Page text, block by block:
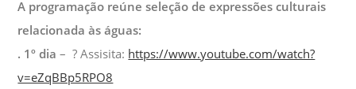
A programação reúne seleção de expressões culturais
relacionada às águas:
. 1º dia – ? Assisita: https://www.youtube.com/watch?
v=eZqBBp5RPO8